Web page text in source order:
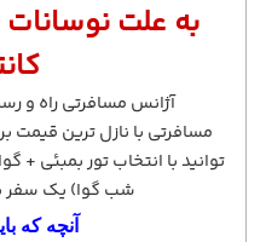
به علت نوسانات
آژانس مسافرتی راه و
مسافرتی با نازل ترین قیمت
شب گوا) یک سفر
آنچه که